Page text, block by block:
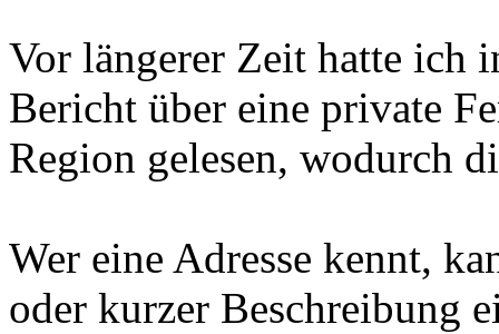
Vor längerer Zeit hatte ich
Bericht über eine private
Region gelesen, wodurch
Wer eine Adresse kennt,
oder kurzer Beschreibung